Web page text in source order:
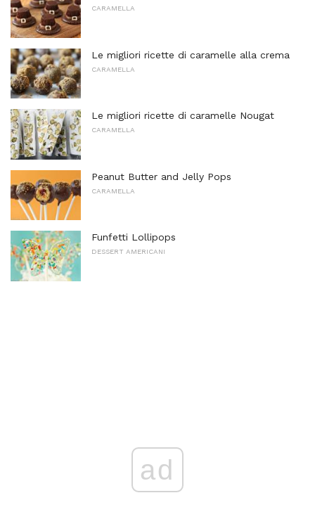
CARAMELLA
Le migliori ricette di caramelle alla crema
CARAMELLA
Le migliori ricette di caramelle Nougat
CARAMELLA
Peanut Butter and Jelly Pops
CARAMELLA
Funfetti Lollipops
DESSERT AMERICANI
ad